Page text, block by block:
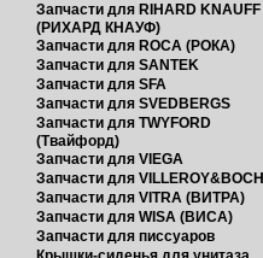
Запчасти для RIHARD KNAUFF
(РИХАРД КНАУФ)
Запчасти для ROCA (РОКА)
Запчасти для SANTEK
Запчасти для SFA
Запчасти для SVEDBERGS
Запчасти для TWYFORD
(Твайфорд)
Запчасти для VIEGA
Запчасти для VILLEROY&BOCH
Запчасти для VITRA (ВИТРА)
Запчасти для WISA (ВИСА)
Запчасти для писсуаров